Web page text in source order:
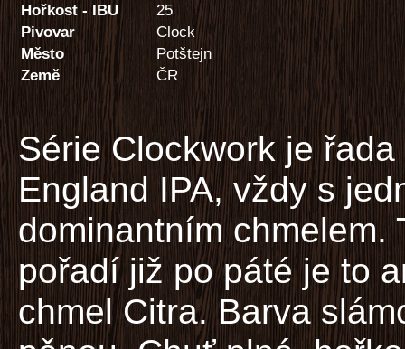
Hořkost - IBU
25
Pivovar
Clock
Město
Potštejn
Země
ČR
Série Clockwork je
England IPA, vždy s
dominantním chmelem.
pořadí již po páté je to
chmel Citra. Barva